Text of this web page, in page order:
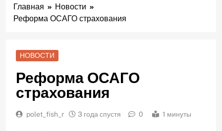
Главная
Новости
Реформа ОСАГО страхования
НОВОСТИ
Реформа ОСАГО
страхования
polet_fish_r 3 года спустя 0 1 минуты